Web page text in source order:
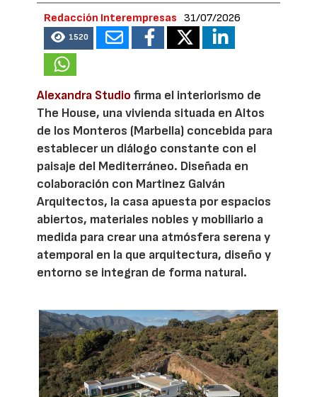
Redacción Interempresas 31/07/2026
1520
Alexandra Studio firma el interiorismo de
The House, una vivienda situada en Altos
de los Monteros (Marbella) concebida para
establecer un diálogo constante con el
paisaje del Mediterráneo. Diseñada en
colaboración con Martinez Galván
Arquitectos, la casa apuesta por espacios
abiertos, materiales nobles y mobiliario a
medida para crear una atmósfera serena y
atemporal en la que arquitectura, diseño y
entorno se integran de forma natural.